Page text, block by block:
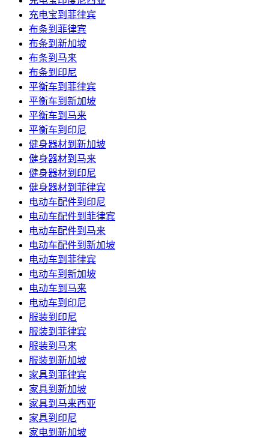
充电宝到菲律宾
布条到菲律宾
布条到新加坡
布条到马来
布条到印尼
平衡车到菲律宾
平衡车到新加坡
平衡车到马来
平衡车到印尼
健身器材到新加坡
健身器材到马来
健身器材到印尼
健身器材到菲律宾
电动车配件到印尼
电动车配件到菲律宾
电动车配件到马来
电动车配件到新加坡
电动车到菲律宾
电动车到新加坡
电动车到马来
电动车到印尼
服装到印尼
服装到菲律宾
服装到马来
服装到新加坡
家具到菲律宾
家具到新加坡
家具到马来西亚
家具到印尼
家电到新加坡